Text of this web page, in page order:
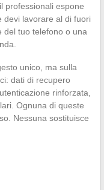
professionali espone
devi lavorare al di fuori
del tuo telefono o una
unico, ma sulla
dati di recupero
rinforzata,
Ognuna di queste
Nessuna sostituisce